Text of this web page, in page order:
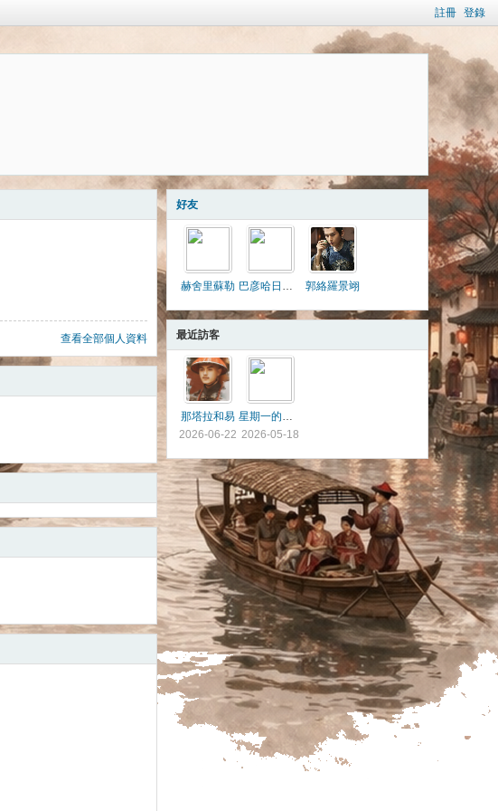
註冊 登錄
查看全部個人資料
好友
赫舍里蘇勒 巴彦哈日查蓋 郭絡羅景翊
最近訪客
那塔拉和易
2026-06-22
星期一的布魯斯
2026-05-18